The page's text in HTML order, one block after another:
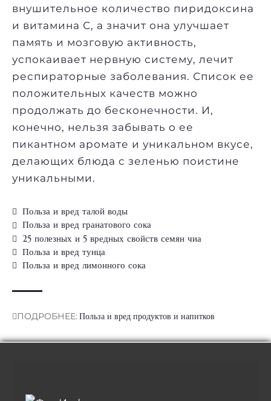
внушительное количество пиридоксина
и витамина С, а значит она улучшает
память и мозговую активность,
успокаивает нервную систему, лечит
респираторные заболевания. Список ее
положительных качеств можно
продолжать до бесконечности. И,
конечно, нельзя забывать о ее
пикантном аромате и уникальном вкусе,
делающих блюда с зеленью поистине
уникальными.
Польза и вред талой воды
Польза и вред гранатового сока
25 полезных и 5 вредных свойств семян чиа
Польза и вред тунца
Польза и вред лимонного сока
ПОДРОБНЕЕ: Польза и вред продуктов и напитков